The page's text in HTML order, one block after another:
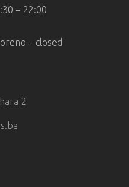
– 22:00
– closed
2